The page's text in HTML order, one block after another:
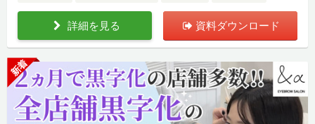
詳細を見る 資料ダウンロード
新着